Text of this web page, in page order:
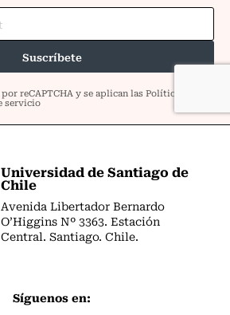
Universidad de Santiago de
Chile
Avenida Libertador Bernardo
O’Higgins Nº 3363. Estación
Central. Santiago. Chile.
Síguenos en: